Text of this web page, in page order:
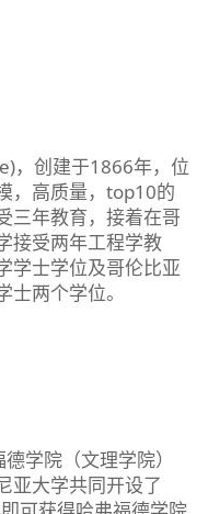
创建于1866年，位
，高质量，top10的
三年教育，接着在哥
接受两年工程学教
学士学位及哥伦比亚
两个学位。
学院（文理学院）
亚大学共同开设了